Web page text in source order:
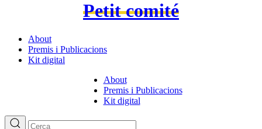
Petit comité
About
Premis i Publicacions
Kit digital
About
Premis i Publicacions
Kit digital